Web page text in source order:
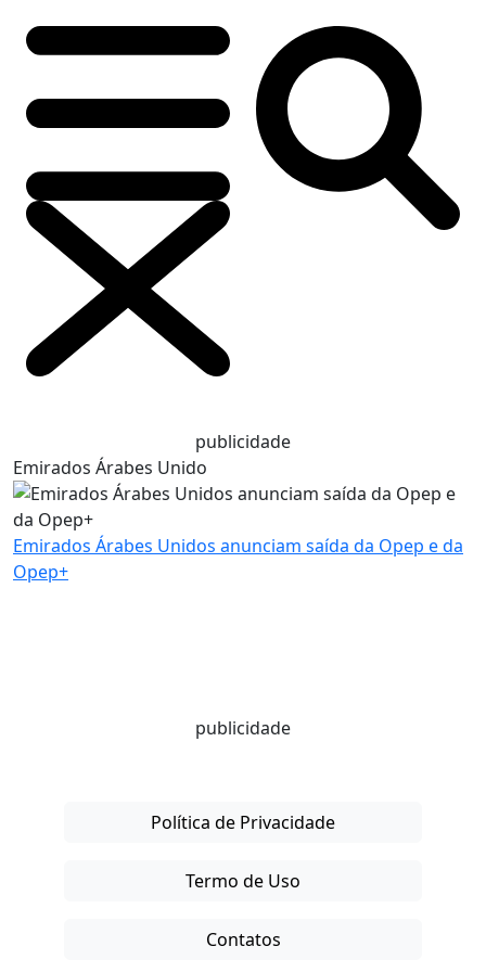
publicidade
Emirados Árabes Unido
Emirados Árabes Unidos anunciam saída da Opep e da
Opep+
publicidade
Política de Privacidade
Termo de Uso
Contatos